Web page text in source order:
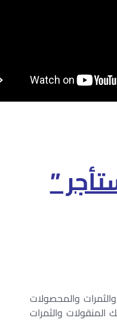
”
والمحصولات
المنقولات والثمرات